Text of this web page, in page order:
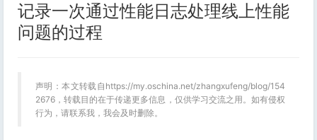
网
记录一次通过性能日志处理线上性能
问题的过程
声明：本文转载自https://my.oschina.net/zhangxufeng/blog/154
2676，转载目的在于传递更多信息，仅供学习交流之用。如有侵权
行为，请联系我，我会及时删除。